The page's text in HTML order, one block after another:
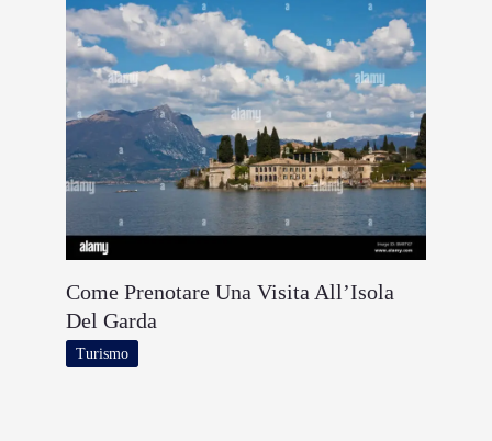
Come Prenotare Una Visita All’Isola
Del Garda
Turismo